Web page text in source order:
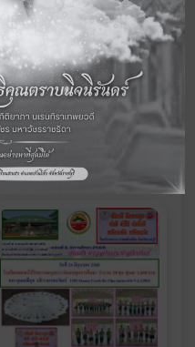
ฉบับที่ 8 ปีการศึกษา 2568